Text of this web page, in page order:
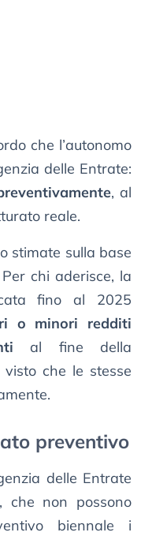
che l’autonomo
delle Entrate:
, al
reale.
stimate sulla base
chi aderisce, la
fino al 2025
o minori redditi
al fine della
che le stesse
preventivo
delle Entrate
che non possono
biennale i